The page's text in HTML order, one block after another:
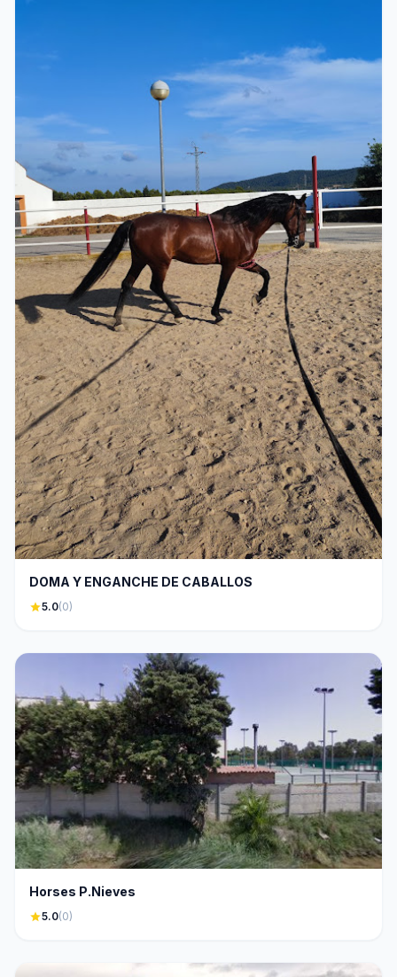
DOMA Y ENGANCHE DE CABALLOS
star5.0(0)
Horses P.Nieves
star5.0(0)